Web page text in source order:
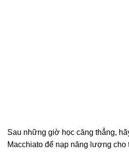
Sau những giờ học căng thẳng,
Macchiato để nạp năng lượng cho